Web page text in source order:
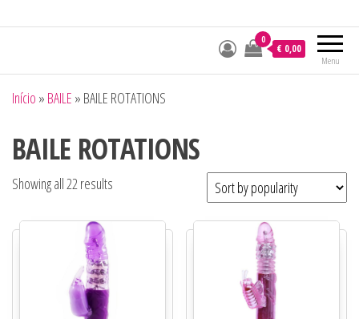
Menu
0
€ 0,00
Início » BAILE » BAILE ROTATIONS
BAILE ROTATIONS
Showing all 22 results